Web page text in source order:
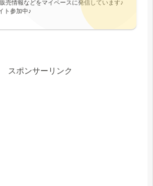
売情報などをマイペースに発信しています♪
ト参加中♪
スポンサーリンク